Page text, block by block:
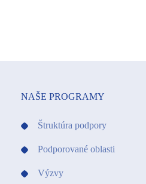
NAŠE PROGRAMY
Štruktúra podpory
Podporované oblasti
Výzvy